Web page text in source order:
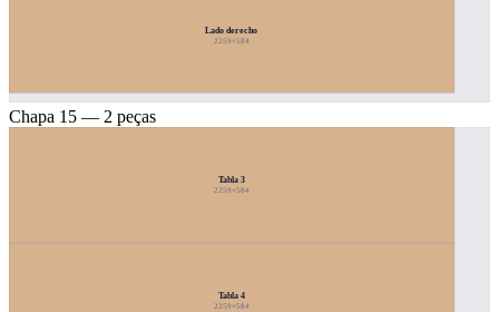
Lado derecho
2259×584
Chapa 15 — 2 peças
Tabla 3
2259×584
Tabla 4
2259×584